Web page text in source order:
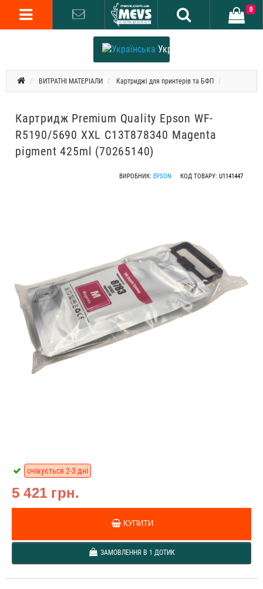
Українська
0
ВИТРАТНІ МАТЕРІАЛИ Картриджі для принтерів та БФП
Картридж Premium Quality Epson WF-
R5190/5690 XXL C13T878340 Magenta
pigment 425ml (70265140)
ВИРОБНИК: EPSON КОД ТОВАРУ: U1141447
5 421 грн.
очікується 2-3 дні
КУПИТИ
ЗАМОВЛЕННЯ В 1 ДОТИК